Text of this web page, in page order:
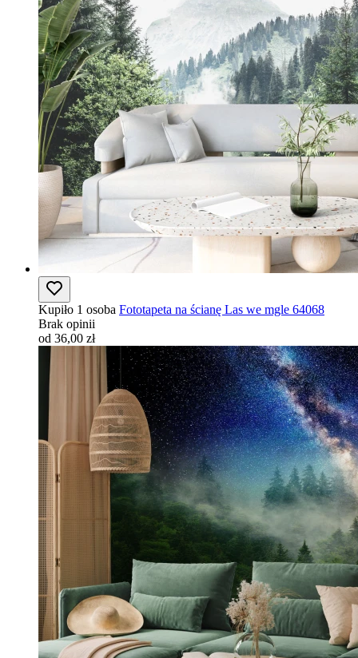
Kupiło 1 osoba Fototapeta na ścianę Las we mgle 64068
Brak opinii
od 36,00 zł